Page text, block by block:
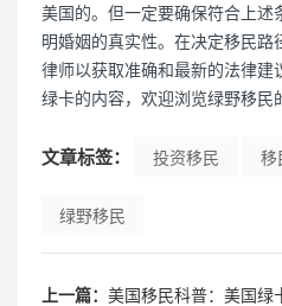
美国的。但一定要确保符合上述
明婚姻的真实性。在决定移民
律师以获取准确和最新的法律建
绿卡的内容，欢迎浏览绿野移民
文章标签： 投资移民 移
绿野移民
上一篇： 美国移民科普：美国绿